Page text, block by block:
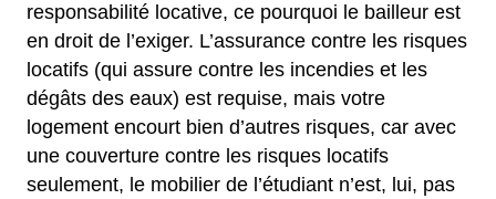
responsabilité locative, ce pourquoi le bailleur est
en droit de l’exiger. L’assurance contre les risques
locatifs (qui assure contre les incendies et les
dégâts des eaux) est requise, mais votre
logement encourt bien d’autres risques, car avec
une couverture contre les risques locatifs
seulement, le mobilier de l’étudiant n’est, lui, pas